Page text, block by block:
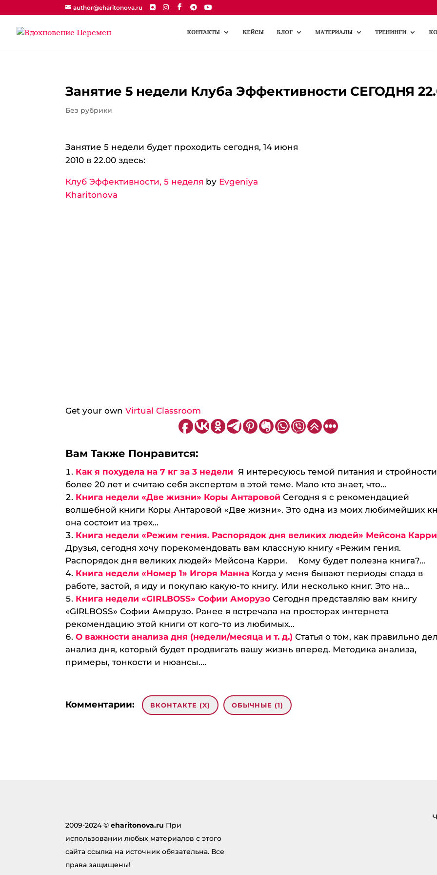
author@eharitonova.ru
КОНТАКТЫ КЕЙСЫ БЛОГ МАТЕРИАЛЫ ТРЕНИНГИ
Занятие 5 недели Клуба Эффективности СЕГОДНЯ
Без рубрики
Занятие 5 недели будет проходить сегодня, 14 июня
2010 в 22.00 здесь:
Клуб Эффективности, 5 неделя by Evgeniya
Kharitonova
Get your ownVirtual Classroom
Вам Также Понравится:
Как я похудела на 7 кг за 3 недели Я интересуюсь темой питания и стройности
более 20 лет и считаю себя экспертом в этой теме. Мало кто знает, что...
Книга недели «Две жизни» Коры Антаровой Сегодня я с рекомендацией
волшебной книги Коры Антаровой «Две жизни». Это одна из моих любимейших
она состоит из трех...
Книга недели «Режим гения. Распорядок дня великих людей» Мейсона Карри
Друзья, сегодня хочу порекомендовать вам классную книгу «Режим гения.
Распорядок дня великих людей» Мейсона Карри. ⠀ Кому будет полезна книга?...
Книга недели «Номер 1» Игоря Манна Когда у меня бывают периоды спада в
работе, застой, я иду и покупаю какую-то книгу. Или несколько книг. Это на...
Книга недели «GIRLBOSS» Софии Аморузо Сегодня представляю вам книгу
«GIRLBOSS» Софии Аморузо. Ранее я встречала на просторах интернета
рекомендацию этой книги от кого-то из любимых...
О важности анализа дня (недели/месяца и т. д.) Статья о том, как правильно
анализ дня, который будет продвигать вашу жизнь вперед. Методика анализа,
примеры, тонкости и нюансы....
Комментарии: ВКОНТАКТЕ (X) ОБЫЧНЫЕ (1)
Добавить комментарий
2009-2024 ©eharitonova.ru При
использовании любых материалов с этого
сайта ссылка на источник обязательна. Все
права защищены!